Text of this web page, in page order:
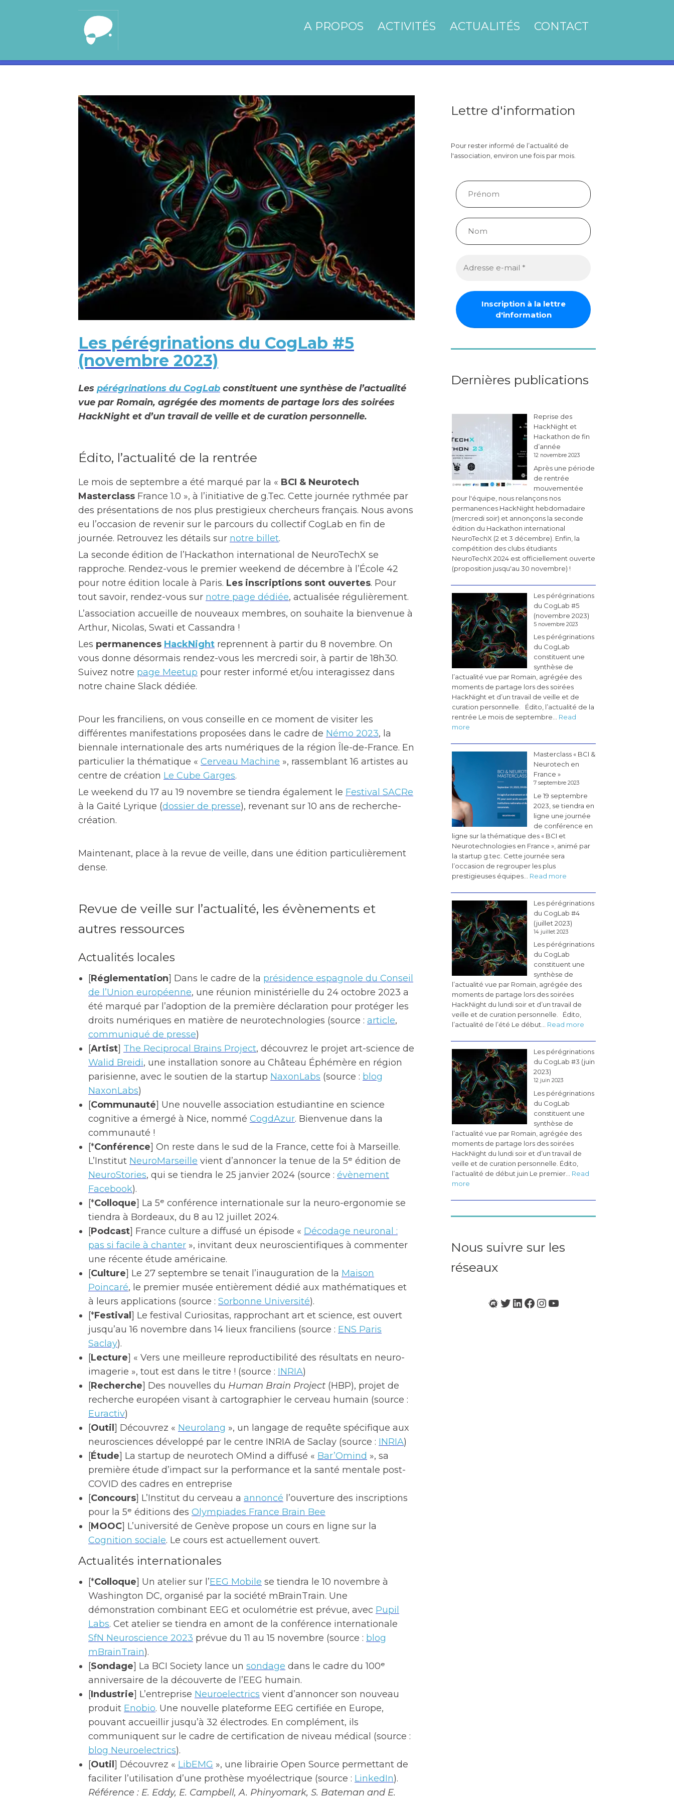
A PROPOS ACTIVITÉS ACTUALITÉS CONTACT
Les pérégrinations du CogLab #5
(novembre 2023)
Les pérégrinations du CogLab constituent une synthèse de l’actualité
vue par Romain, agrégée des moments de partage lors des soirées
HackNight et d’un travail de veille et de curation personnelle.
Édito, l’actualité de la rentrée
Le mois de septembre a été marqué par la « BCI & Neurotech
Masterclass France 1.0 », à l’initiative de g.Tec. Cette journée rythmée par
des présentations de nos plus prestigieux chercheurs français. Nous avons
eu l’occasion de revenir sur le parcours du collectif CogLab en fin de
journée. Retrouvez les détails sur notre billet.
La seconde édition de l’Hackathon international de NeuroTechX se
rapproche. Rendez-vous le premier weekend de décembre à l’École 42
pour notre édition locale à Paris. Les inscriptions sont ouvertes. Pour
tout savoir, rendez-vous sur notre page dédiée, actualisée régulièrement.
L’association accueille de nouveaux membres, on souhaite la bienvenue à
Arthur, Nicolas, Swati et Cassandra !
Les permanences HackNight reprennent à partir du 8 novembre. On
vous donne désormais rendez-vous les mercredi soir, à partir de 18h30.
Suivez notre page Meetup pour rester informé et/ou interagissez dans
notre chaine Slack dédiée.
Pour les franciliens, on vous conseille en ce moment de visiter les
différentes manifestations proposées dans le cadre de Némo 2023, la
biennale internationale des arts numériques de la région Île-de-France. En
particulier la thématique « Cerveau Machine », rassemblant 16 artistes au
centre de création Le Cube Garges.
Le weekend du 17 au 19 novembre se tiendra également le Festival SACRe
à la Gaité Lyrique (dossier de presse), revenant sur 10 ans de recherche-
création.
Maintenant, place à la revue de veille, dans une édition particulièrement
dense.
Revue de veille sur l’actualité, les évènements et
autres ressources
Actualités locales
[Réglementation] Dans le cadre de la présidence espagnole du Conseil
de l’Union européenne, une réunion ministérielle du 24 octobre 2023 a
été marqué par l’adoption de la première déclaration pour protéger les
droits numériques en matière de neurotechnologies (source : article,
communiqué de presse)
[Artist] The Reciprocal Brains Project, découvrez le projet art-science de
Walid Breidi, une installation sonore au Château Éphémère en région
parisienne, avec le soutien de la startup NaxonLabs (source : blog
NaxonLabs)
[Communauté] Une nouvelle association estudiantine en science
cognitive a émergé à Nice, nommé CogdAzur. Bienvenue dans la
communauté !
[*Conférence] On reste dans le sud de la France, cette foi à Marseille.
L’Institut NeuroMarseille vient d’annoncer la tenue de la 5ᵉ édition de
NeuroStories, qui se tiendra le 25 janvier 2024 (source : évènement
Facebook).
[*Colloque] La 5ᵉ conférence internationale sur la neuro-ergonomie se
tiendra à Bordeaux, du 8 au 12 juillet 2024.
[Podcast] France culture a diffusé un épisode « Décodage neuronal :
pas si facile à chanter », invitant deux neuroscientifiques à commenter
une récente étude américaine.
[Culture] Le 27 septembre se tenait l’inauguration de la Maison
Poincaré, le premier musée entièrement dédié aux mathématiques et
à leurs applications (source : Sorbonne Université).
[*Festival ] Le festival Curiositas, rapprochant art et science, est ouvert
jusqu’au 16 novembre dans 14 lieux franciliens (source : ENS Paris
Saclay).
[Lecture] « Vers une meilleure reproductibilité des résultats en neuro-
imagerie », tout est dans le titre ! (source : INRIA)
[Recherche] Des nouvelles du Human Brain Project (HBP), projet de
recherche européen visant à cartographier le cerveau humain (source :
Euractiv)
[Outil ] Découvrez « Neurolang », un langage de requête spécifique aux
neurosciences développé par le centre INRIA de Saclay (source : INRIA)
[Étude] La startup de neurotech OMind a diffusé « Bar’Omind », sa
première étude d’impact sur la performance et la santé mentale post-
COVID des cadres en entreprise
[Concours] L’Institut du cerveau a annoncé l’ouverture des inscriptions
pour la 5ᵉ éditions des Olympiades France Brain Bee
[MOOC] L’université de Genève propose un cours en ligne sur la
Cognition sociale. Le cours est actuellement ouvert.
Actualités internationales
[*Colloque] Un atelier sur l’EEG Mobile se tiendra le 10 novembre à
Washington DC, organisé par la société mBrainTrain. Une
démonstration combinant EEG et oculométrie est prévue, avec Pupil
Labs. Cet atelier se tiendra en amont de la conférence internationale
SfN Neuroscience 2023 prévue du 11 au 15 novembre (source : blog
mBrainTrain).
[Sondage] La BCI Society lance un sondage dans le cadre du 100ᵉ
anniversaire de la découverte de l’EEG humain.
[Industrie] L’entreprise Neuroelectrics vient d’annoncer son nouveau
produit Enobio. Une nouvelle plateforme EEG certifiée en Europe,
pouvant accueillir jusqu’à 32 électrodes. En complément, ils
communiquent sur le cadre de certification de niveau médical (source :
blog Neuroelectrics).
[Outil ] Découvrez « LibEMG », une librairie Open Source permettant de
faciliter l’utilisation d’une prothèse myoélectrique (source : LinkedIn).
Référence : E. Eddy, E. Campbell, A. Phinyomark, S. Bateman and E.
Lettre d'information
Pour rester informé de l’actualité de
l'association, environ une fois par mois.
Dernières publications
Reprise des
HackNight et
Hackathon de fin
d’année
12 novembre 2023
Après une période
de rentrée
mouvementée
pour l'équipe, nous relançons nos
permanences HackNight hebdomadaire
(mercredi soir) et annonçons la seconde
édition du Hackathon international
NeuroTechX (2 et 3 décembre). Enfin, la
compétition des clubs étudiants
NeuroTechX 2024 est officiellement ouverte
(proposition jusqu'au 30 novembre) !
Les pérégrinations
du CogLab #5
(novembre 2023)
5 novembre 2023
Les pérégrinations
du CogLab
constituent une
synthèse de
l’actualité vue par Romain, agrégée des
moments de partage lors des soirées
HackNight et d’un travail de veille et de
curation personnelle. Édito, l’actualité de la
rentrée Le mois de septembre… Read
more
pérégrinations
(novembre
Masterclass « BCI &
Neurotech en
France »
7 septembre 2023
Le 19 septembre
2023, se tiendra en
ligne une journée
de conférence en
ligne sur la thématique des « BCI et
Neurotechnologies en France », animé par
la startup g.tec. Cette journée sera
l’occasion de regrouper les plus
prestigieuses équipes… Read more
«
BCI
&
Neurotech
en
France
»
Les pérégrinations
du CogLab #4
(juillet 2023)
14 juillet 2023
Les pérégrinations
du CogLab
constituent une
synthèse de
l’actualité vue par Romain, agrégée des
moments de partage lors des soirées
HackNight du lundi soir et d’un travail de
veille et de curation personnelle. Édito,
l’actualité de l’été Le début… Read more
pérégrinations
du
CogLab
2023)
Les pérégrinations
du CogLab #3 (juin
2023)
12 juin 2023
Les pérégrinations
du CogLab
constituent une
synthèse de
l’actualité vue par Romain, agrégée des
moments de partage lors des soirées
HackNight du lundi soir et d’un travail de
veille et de curation personnelle. Édito,
l’actualité de début juin Le premier… Read
more
pérégrinations
2023)
Nous suivre sur les
réseaux
Meetup
Twitter
LinkedIn
Facebook
Instagram
YouTube